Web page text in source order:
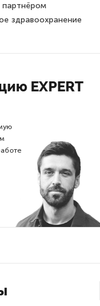
здравоохранение
EXPERT